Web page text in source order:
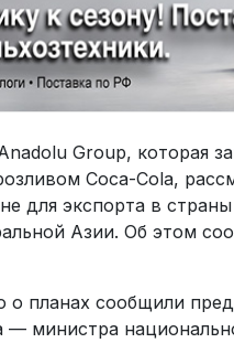
Group, которая
Coca-Cola,
для экспорта в
Азии. Об этом
о планах сообщили
министра